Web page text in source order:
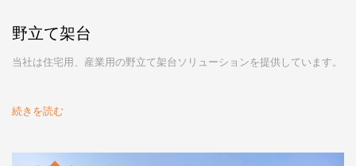
野立て架台
当社は住宅用、産業用の野立て架台ソリューションを提供しています。
続きを読む